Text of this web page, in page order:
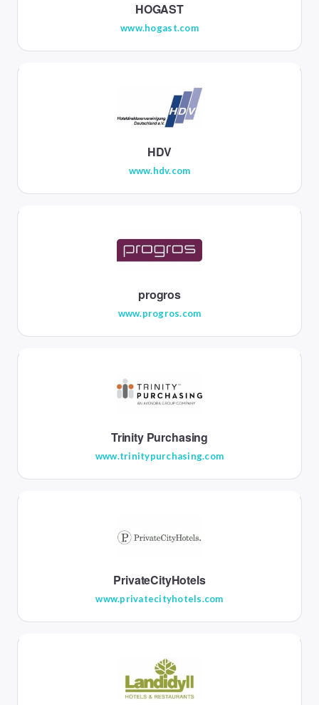
HOGAST
www.hogast.com
HDV
www.hdv.com
progros
www.progros.com
Trinity Purchasing
www.trinitypurchasing.com
PrivateCityHotels
www.privatecityhotels.com